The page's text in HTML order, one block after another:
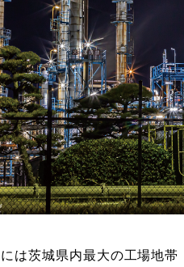
は茨城県内最大の工場地